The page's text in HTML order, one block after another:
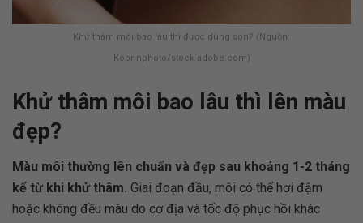
Khử thâm môi bao lâu thì được dùng son? (Nguồn:
Kobrinphoto/stock.adobe.com)
Khử thâm môi bao lâu thì lên màu
đẹp?
Màu môi thường lên chuẩn và đẹp sau khoảng 1-2 tháng
kể từ khi khử thâm. Giai đoạn đầu, môi có thể hơi đậm
hoặc không đều màu do cơ địa và tốc độ phục hồi khác